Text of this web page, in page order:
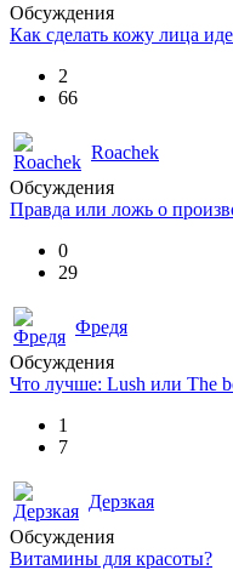
Обсуждения
Как сделать кожу лица
2
66
Roachek
Обсуждения
Правда или ложь о
0
29
Фредя
Обсуждения
Что лучше: Lush или The
1
7
Дерзкая
Обсуждения
Витамины для красоты?